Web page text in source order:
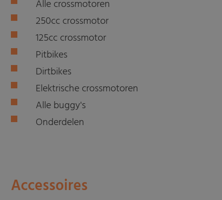
Alle crossmotoren
250cc crossmotor
125cc crossmotor
Pitbikes
Dirtbikes
Elektrische crossmotoren
Alle buggy's
Onderdelen
Accessoires